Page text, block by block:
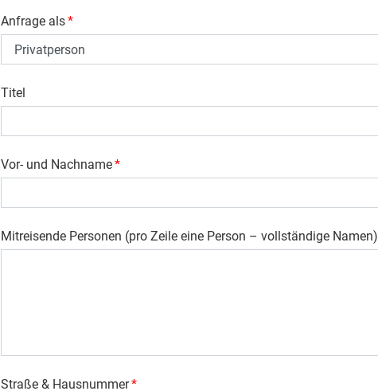
Anfrage als*
Titel
Vor- und Nachname*
Mitreisende Personen (pro Zeile eine Person – vollständige Namen)
Straße & Hausnummer*